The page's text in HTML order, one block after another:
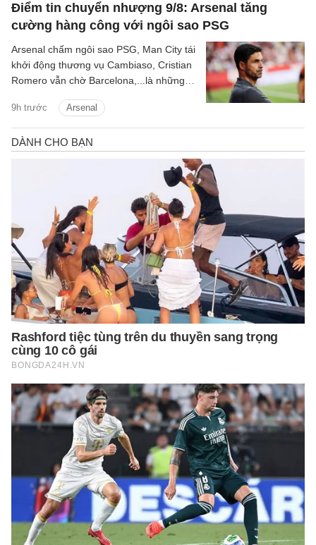
Điểm tin chuyển nhượng 9/8: Arsenal tăng
cường hàng công với ngôi sao PSG
9h trước Arsenal
Arsenal chấm ngôi sao PSG, Man City tái
khởi động thương vụ Cambiaso, Cristian
Romero vẫn chờ Barcelona,...là những
bóng đá sáng 9/8.